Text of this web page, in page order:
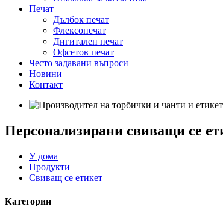
Печат
Дълбок печат
Флексопечат
Дигитален печат
Офсетов печат
Често задавани въпроси
Новини
Контакт
Персонализирани свиващи се
У дома
Продукти
Свиващ се етикет
Категории